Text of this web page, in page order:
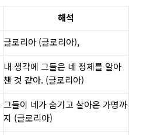
해석
글로리아 (글로리아),
내 생각에 그들은 네 정체를 알아
챈 것 같아. (글로리아)
그들이 네가 숨기고 살아온 가명까
지 (글로리아)